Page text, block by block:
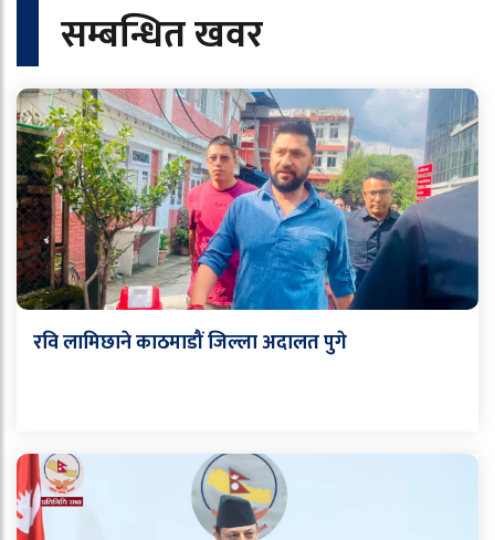
सम्बन्धित खवर
रवि लामिछाने काठमाडौं जिल्ला अदालत पुगे